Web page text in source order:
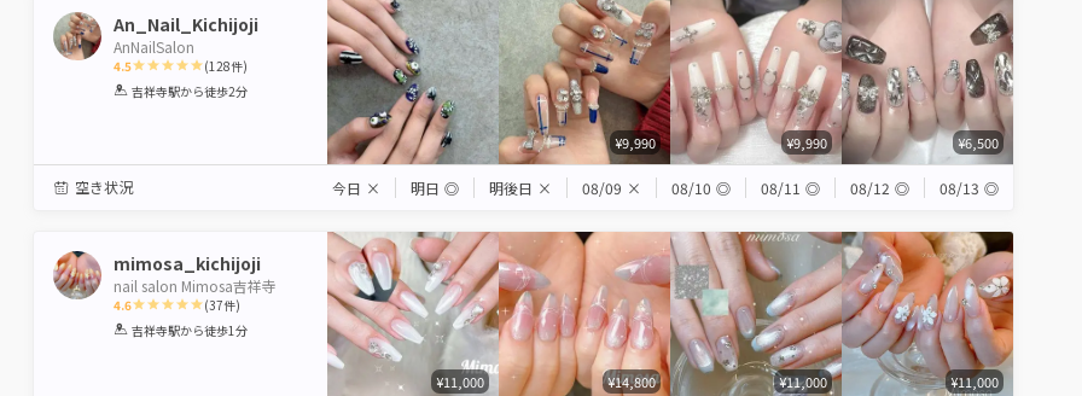
An_Nail_Kichijoji
AnNailSalon
4.5
1 2 3 4 5
(128件)
吉祥寺駅から徒歩2分
¥9,990 ¥9,990 ¥6,500
空き状況 今日 × 明日 ◎ 明後日 × 08/09 × 08/10 ◎ 08/11 ◎ 08/12 ◎ 08/13 ◎
mimosa_kichijoji
nail salon Mimosa吉祥寺
4.6
1 2 3 4 5
(37件)
吉祥寺駅から徒歩1分
¥11,000 ¥14,800 ¥11,000 ¥11,000